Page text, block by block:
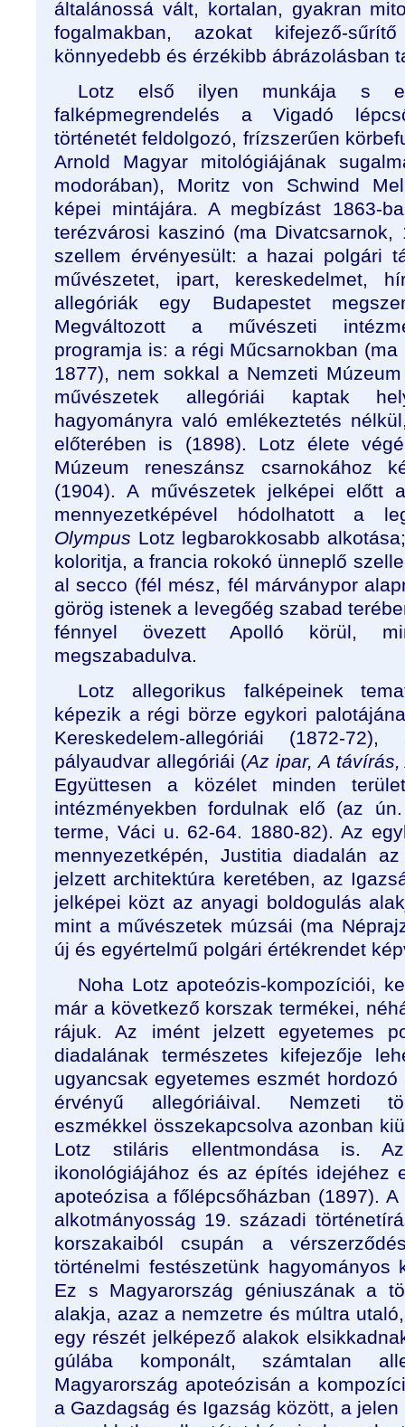
általánossá vált, kortalan, gyakran
fogalmakban, azokat kifejező-
könnyedebb és érzékibb ábrázolásban
Lotz első ilyen munkája s
falképmegrendelés a Vigadó
történetét feldolgozó, frízszerűen
Arnold Magyar mitológiájának
modorában), Moritz von Schwind
képei mintájára. A megbízást 1863-
terézvárosi kaszinó (ma
szellem érvényesült: a hazai polgári
művészetet, ipart, kereskedelmet,
allegóriák egy Budapestet
Megváltozott a művészeti
programja is: a régi Műcsarnokban
1877), nem sokkal a Nemzeti
művészetek allegóriái kaptak
hagyományra való emlékeztetés
előterében is (1898). Lotz élete
Múzeum reneszánsz csarnokához
(1904). A művészetek jelképei előtt
mennyezetképével hódolhatott a
Olympus Lotz legbarokkosabb
koloritja, a francia rokokó ünneplő
al secco (fél mész, fél márványpor
görög istenek a levegőég szabad
fénnyel övezett Apolló körül,
megszabadulva.
Lotz allegorikus falképeinek
képezik a régi börze egykori
Kereskedelem-allegóriái (1872-
pályaudvar allegóriái (Az ipar, A
Együttesen a közélet minden
intézményekben fordulnak elő (az
terme, Váci u. 62-64. 1880-82). Az
mennyezetképén, Justitia diadalán
jelzett architektúra keretében, az
jelképei közt az anyagi boldogulás
mint a művészetek múzsái (ma
új és egyértelmű polgári értékrendet
Noha Lotz apoteózis-kompozíciói,
már a következő korszak termékei,
rájuk. Az imént jelzett egyetemes
diadalának természetes kifejezője
ugyancsak egyetemes eszmét
érvényű allegóriáival. Nemzeti
eszmékkel összekapcsolva azonban
Lotz stiláris ellentmondása is.
ikonológiájához és az építés idejéhez
apoteózisa a főlépcsőházban (1897).
alkotmányosság 19. századi
korszakaiból csupán a
történelmi festészetünk hagyományos
Ez s Magyarország géniuszának a
alakja, azaz a nemzetre és múltra
egy részét jelképező alakok
gúlába komponált, számtalan
Magyarország apoteózisán a
a Gazdagság és Igazság között, a